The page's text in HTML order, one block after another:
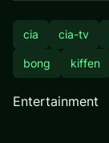
cia cia-tv
bong kiffen
Entertainment